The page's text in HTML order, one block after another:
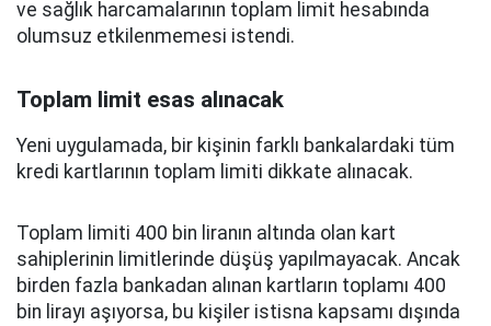
ve sağlık harcamalarının toplam limit hesabında
olumsuz etkilenmemesi istendi.
Toplam limit esas alınacak
Yeni uygulamada, bir kişinin farklı bankalardaki tüm
kredi kartlarının toplam limiti dikkate alınacak.
Toplam limiti 400 bin liranın altında olan kart
sahiplerinin limitlerinde düşüş yapılmayacak. Ancak
birden fazla bankadan alınan kartların toplamı 400
bin lirayı aşıyorsa, bu kişiler istisna kapsamı dışında